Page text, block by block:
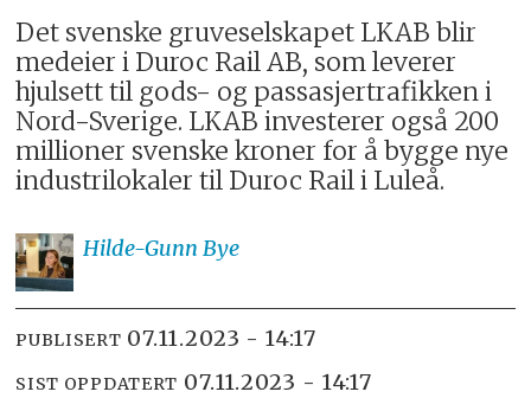
Det svenske gruveselskapet LKAB blir
medeier i Duroc Rail AB, som leverer
hjulsett til gods- og passasjertrafikken i
Nord-Sverige. LKAB investerer også 200
millioner svenske kroner for å bygge nye
industrilokaler til Duroc Rail i Luleå.
Hilde-Gunn Bye
PUBLISERT 07.11.2023 - 14:17
SIST OPPDATERT 07.11.2023 - 14:17